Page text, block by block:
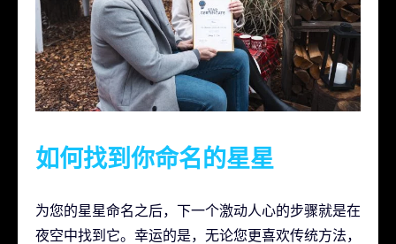
如何找到你命名的星星
为您的星星命名之后，下一个激动人心的步骤就是在
夜空中找到它。幸运的是，无论您更喜欢传统方法，